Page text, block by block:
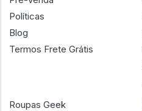
Políticas
Blog
Termos Frete Grátis
Roupas Geek